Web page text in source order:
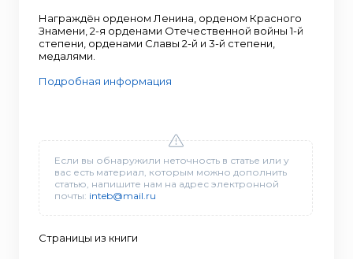
Награждён орденом Ленина, орденом Красного
Знамени, 2-я орденами Отечественной войны 1-й
степени, орденами Славы 2-й и 3-й степени,
медалями.
Подробная информация
Если вы обнаружили неточность в статье или у
вас есть материал, которым можно дополнить
статью, напишите нам на адрес электронной
почты: inteb@mail.ru
Страницы из книги